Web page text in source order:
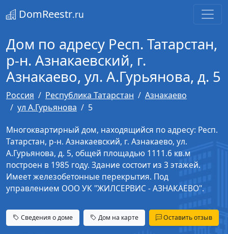
DomReestr.ru
Дом по адресу Респ. Татарстан,
р-н. Азнакаевский, г.
Азнакаево, ул. А.Гурьянова, д. 5
Россия Республика Татарстан
Азнакаево
ул А.Гурьянова
5
Многоквартирный дом, находящийся по адресу: Респ.
Татарстан, р-н. Азнакаевский, г. Азнакаево, ул.
А.Гурьянова, д. 5, общей площадью 1111.6 кв.м
построен в 1985 году. Здание состоит из 3 этажей.
Имеет железобетонные перекрытия. Под
управлением ООО УК "ЖИЛСЕРВИС - АЗНАКАЕВО".
Сведения о доме Дом на карте Оставить отзыв